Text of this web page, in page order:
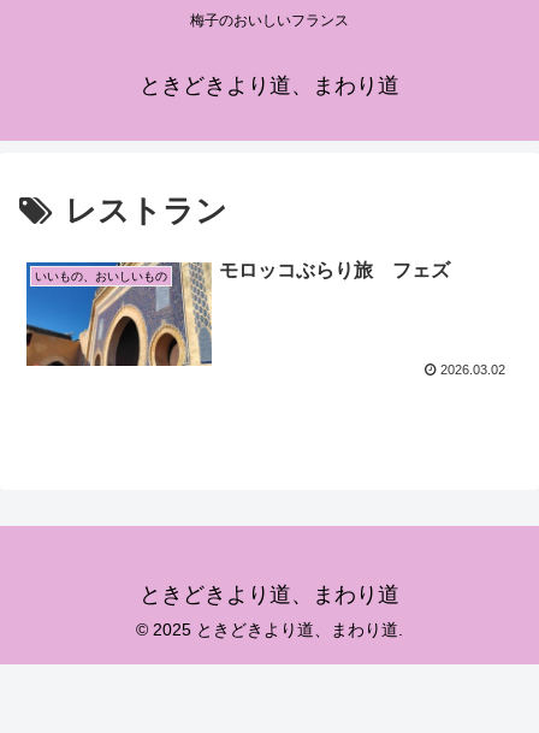
梅子のおいしいフランス
ときどきより道、まわり道
レストラン
いいもの、おいしいもの モロッコぶらり旅 フェズ
2026.03.02
ときどきより道、まわり道
© 2025 ときどきより道、まわり道.